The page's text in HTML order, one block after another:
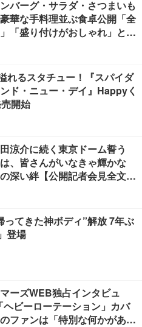
バーグ・サラダ・さつまいも
華な手料理並ぶ食卓公開「全
「盛り付けがおしゃれ」と絶
れるスタチュー！『スパイダ
ド・ニュー・デイ』Happyく
開始
涼介に続く東京ドーム誓う
は、皆さんがいなきゃ輝かな
深い絆【公開記者会見全文
ってきた神ボディ”解放 7年ぶ
登場
マーズWEB独占インタビュ
ビーローテーション」カバ
ファンは「特別な何かがあ